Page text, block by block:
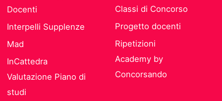
Docenti
Interpelli Supplenze
Mad
InCattedra
Valutazione Piano di
studi
Classi di Concorso
Progetto docenti
Ripetizioni
Academy by
Concorsando